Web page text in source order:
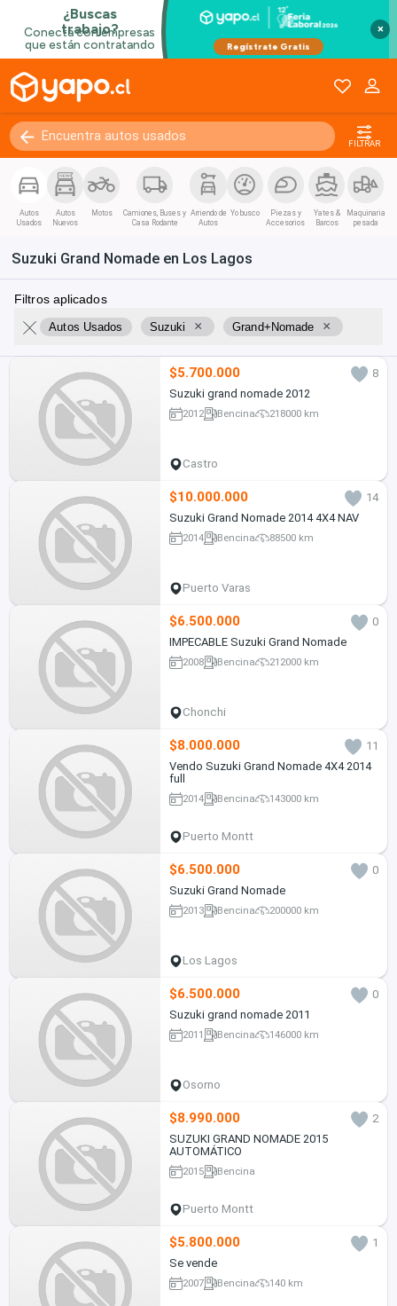
×
FILTRAR
Autos
Usados
Autos
Nuevos
Motos
Camiones, Buses y
Casa Rodante
Arriendo de
Autos
Yo busco
Piezas y
Accesorios
Yates &
Barcos
Maquinaria
pesada
Suzuki Grand Nomade en Los Lagos
Filtros aplicados
Autos Usados Suzuki × Grand+Nomade ×
$5.700.000
8
Suzuki grand nomade 2012
2012 Bencina 218000 km
Castro
$10.000.000
14
Suzuki Grand Nomade 2014 4X4 NAV
2014 Bencina 88500 km
Puerto Varas
$6.500.000
0
IMPECABLE Suzuki Grand Nomade
2008 Bencina 212000 km
Chonchi
$8.000.000
11
Vendo Suzuki Grand Nomade 4X4 2014
full
2014 Bencina 143000 km
Puerto Montt
$6.500.000
0
Suzuki Grand Nomade
2013 Bencina 200000 km
Los Lagos
$6.500.000
0
Suzuki grand nomade 2011
2011 Bencina 146000 km
Osorno
$8.990.000
2
SUZUKI GRAND NOMADE 2015
AUTOMÁTICO
2015 Bencina
Puerto Montt
$5.800.000
1
Se vende
2007 Bencina 140 km